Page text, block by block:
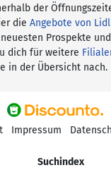
der
die Angebote von Lidl
Prospekte
dich für weitere
in der Übersicht nach.
Impressum
Suchindex